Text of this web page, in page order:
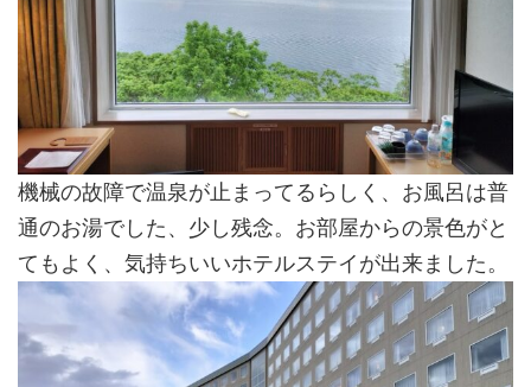
機械の故障で温泉が止まってるらしく、お風呂は普
通のお湯でした、少し残念。お部屋からの景色がと
てもよく、気持ちいいホテルステイが出来ました。